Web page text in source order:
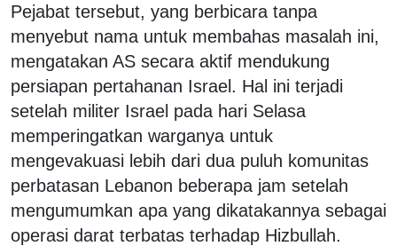
Pejabat tersebut, yang berbicara tanpa
menyebut nama untuk membahas masalah ini,
mengatakan AS secara aktif mendukung
persiapan pertahanan Israel. Hal ini terjadi
setelah militer Israel pada hari Selasa
memperingatkan warganya untuk
mengevakuasi lebih dari dua puluh komunitas
perbatasan Lebanon beberapa jam setelah
mengumumkan apa yang dikatakannya sebagai
operasi darat terbatas terhadap Hizbullah.